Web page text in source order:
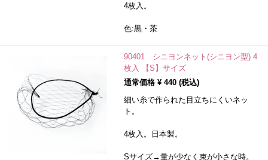
4枚入。
色:黒・茶
90401 シニヨンネット(シニヨン型) 4
枚入 【S】サイズ
通常価格 ¥ 440(税込)
細い糸で作られた目立ちにくいネッ
ト。
4枚入。日本製。
Sサイズ→量が少なく束が小さな時。